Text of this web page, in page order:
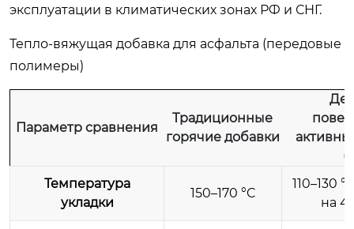
эксплуатации в климатических зонах РФ и СНГ.
Тепло-вяжущая добавка для асфальта (передовые
полимеры)
Параметр сравнения
Традиционные
горячие добавки
Температура
укладки
150–170 °C
110–130
на